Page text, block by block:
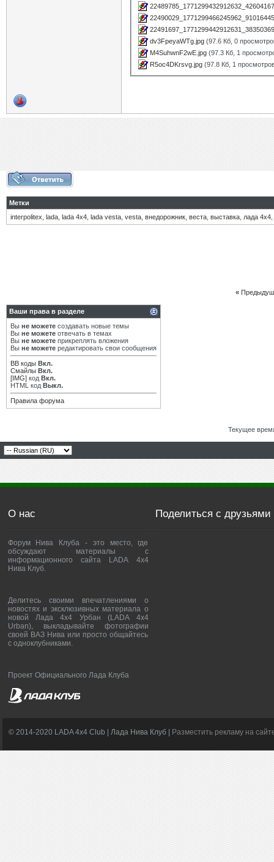
dv3FpeyaWTg.jpg (97.6 Кб, 0
M4SuhwnF2wE.jpg (97.3 Кб, 1
R5oc4DKrsvg.jpg (97.8 Кб, 1
Метки
interpolitex lada lada 4х4 lada vesta vesta внедорожник веста выставка лада 4х4
«
Ваши права в разделе
Вы не можете создавать новые темы
Вы не можете отвечать в темах
Вы не можете прикреплять вложения
Вы не можете редактировать свои сообщения
BB коды Вкл.
Смайлы Вкл.
[IMG] код Вкл.
HTML код Выкл.
Правила форума
Текущее
О нас
Форум Нива Клуба - это место, где
обсуждают материалы с
информационного сайта LADA 4x4
Нива Клуб.
Делитесь своими впечатлениями о
новостях и эксклюзивных материала о
новой Лада 4х4 Урбан (LADA 4x4
Urban), выкладывайте фотографии
своей ВАЗ Нива или просто общайтесь
с одноклубниками.
Проект Официального Лада Клуба
Поделиться с друзьями
© 2014-2020 LADA 4x4 Club | Лада Нива Клуб | Разместить рекламу на